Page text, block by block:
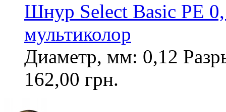
Шнур Select Basic PE
мультиколор
Диаметр, мм: 0,12
162,00 грн.